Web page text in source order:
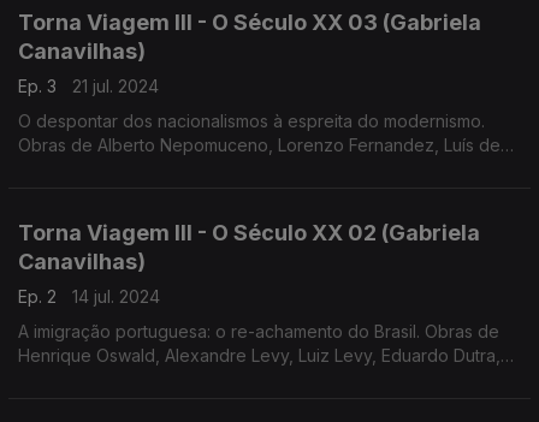
Torna Viagem III - O Século XX 03 (Gabriela
Canavilhas)
Ep. 3
21 jul. 2024
O despontar dos nacionalismos à espreita do modernismo.
Obras de Alberto Nepomuceno, Lorenzo Fernandez, Luís de
Torna Viagem III - O Século XX 02 (Gabriela
Canavilhas)
Ep. 2
14 jul. 2024
A imigração portuguesa: o re-achamento do Brasil. Obras de
Henrique Oswald, Alexandre Levy, Luiz Levy, Eduardo Dutra,